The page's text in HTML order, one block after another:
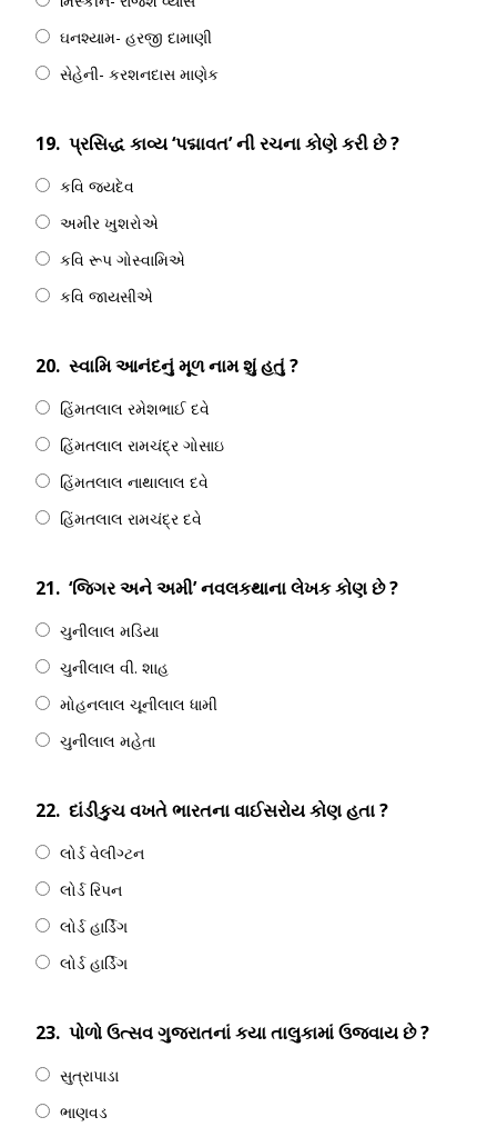
ઘનશ્યામ- હરજી દામાણી
સેહેની- કરશનદાસ માણેક
19. પ્રસિદ્ધ કાવ્ય ‘પદ્માવત’ ની રચના કોણે કરી છે ?
કવિ જયદેવ
અમીર ખુશરોએ
કવિ રૂપ ગોસ્વામિએ
કવિ જાયસીએ
20. સ્વામિ આનંદનું મૂળ નામ શું હતું ?
હિંમતલાલ રમેશભાઈ દવે
હિંમતલાલ રામચંદ્ર ગોસાઇ
હિંમતલાલ નાથાલાલ દવે
હિંમતલાલ રામચંદ્ર દવે
21. ‘જિગર અને અમી’ નવલકથાના લેખક કોણ છે ?
ચુનીલાલ મડિયા
ચુનીલાલ વી. શાહ
મોહનલાલ ચૂનીલાલ ધામી
ચુનીલાલ મહેતા
22. દાંડીકુચ વખતે ભારતના વાઈસરોય કોણ હતા ?
લોર્ડ વેલીગ્ટન
લોર્ડ રિપન
લોર્ડ હાર્ડિગ
લોર્ડ હાર્ડિગ
23. પોળો ઉત્સવ ગુજરાતનાં કયા તાલુકામાં ઉજવાય છે ?
સુત્રાપાડા
ભાણવડ